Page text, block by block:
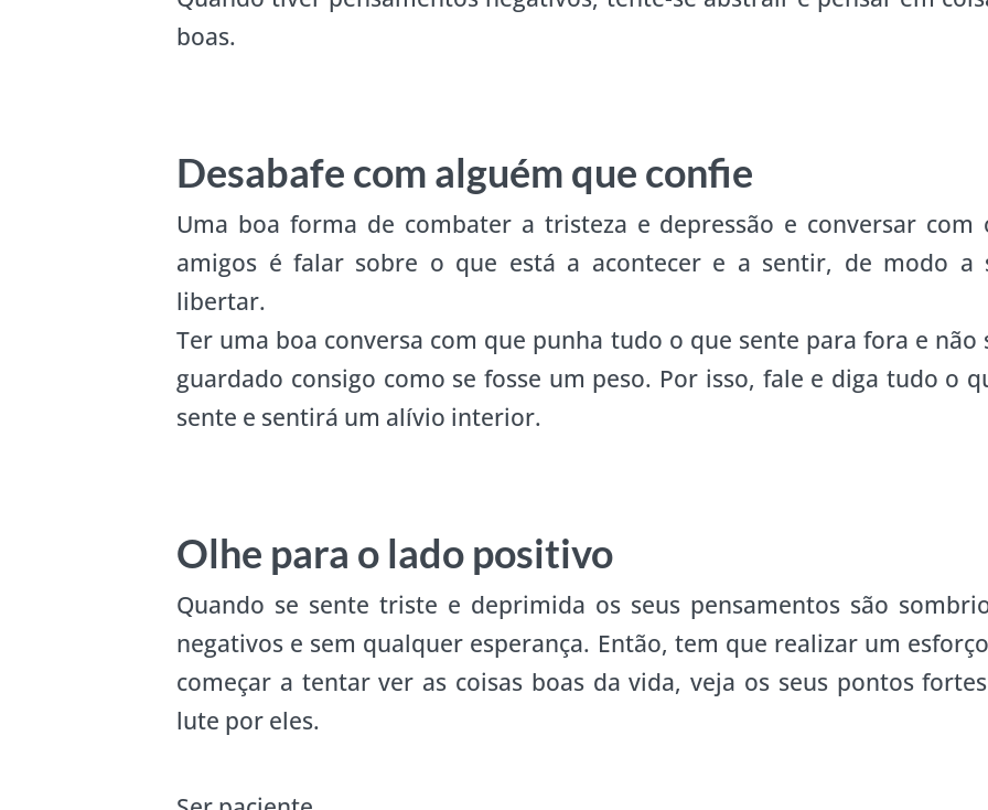
boas.
Desabafe com alguém que confie
Uma boa forma de combater a tristeza e depressão e conversar com
amigos é falar sobre o que está a acontecer e a sentir, de modo a
libertar.
Ter uma boa conversa com que punha tudo o que sente para fora e não
guardado consigo como se fosse um peso. Por isso, fale e diga tudo o
sente e sentirá um alívio interior.
Olhe para o lado positivo
Quando se sente triste e deprimida os seus pensamentos são
negativos e sem qualquer esperança. Então, tem que realizar um
começar a tentar ver as coisas boas da vida, veja os seus pontos
lute por eles.